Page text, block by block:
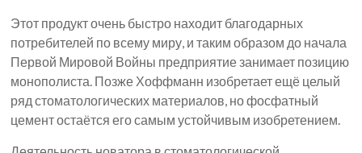
Этот продукт очень быстро находит благодарных
потребителей по всему миру, и таким образом до начала
Первой Мировой Войны предприятие занимает позицию
монополиста. Позже Хоффманн изобретает ещё целый
ряд стоматологических материалов, но фосфатный
цемент остаётся его самым устойчивым изобретением.